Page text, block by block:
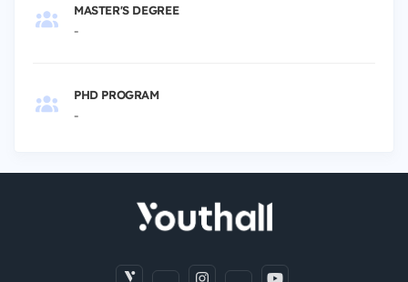
MASTER'S DEGREE
-
PHD PROGRAM
-